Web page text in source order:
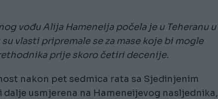
vođu Alija Hameneija počela je u Teheranu u
vlasti pripremale se za mase koje bi mogle
prije skoro četiri decenije.
nakon pet sedmica rata sa Sjedinjenim
usmjerena na Hameneijevog nasljednika,